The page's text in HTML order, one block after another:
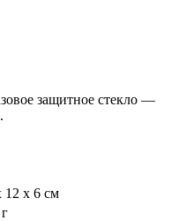
защитное стекло —
12 x 6 см